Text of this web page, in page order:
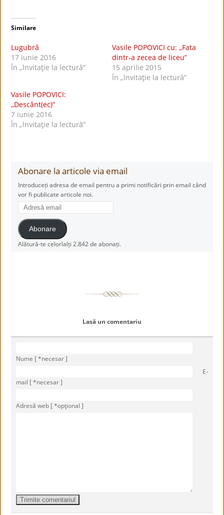
Similare
Lugubră
17 iunie 2016
În „lnvitaţie la lectură”
Vasile POPOVICI cu: ,,Fata
dintr-a zecea de liceu”
15 aprilie 2015
În „lnvitaţie la lectură”
Vasile POPOVICI:
,,Descânt(ec)”
7 iunie 2016
În „lnvitaţie la lectură”
Abonare la articole via email
Introduceți adresa de email pentru a primi notificări prin email când
vor fi publicate articole noi.
Adresă
email
Abonare
Alătură-te celorlalți 2.842 de abonați.
Lasă un comentariu
Nume [ *necesar ]
E-
mail [ *necesar ]
Adresă web [ *opţional ]